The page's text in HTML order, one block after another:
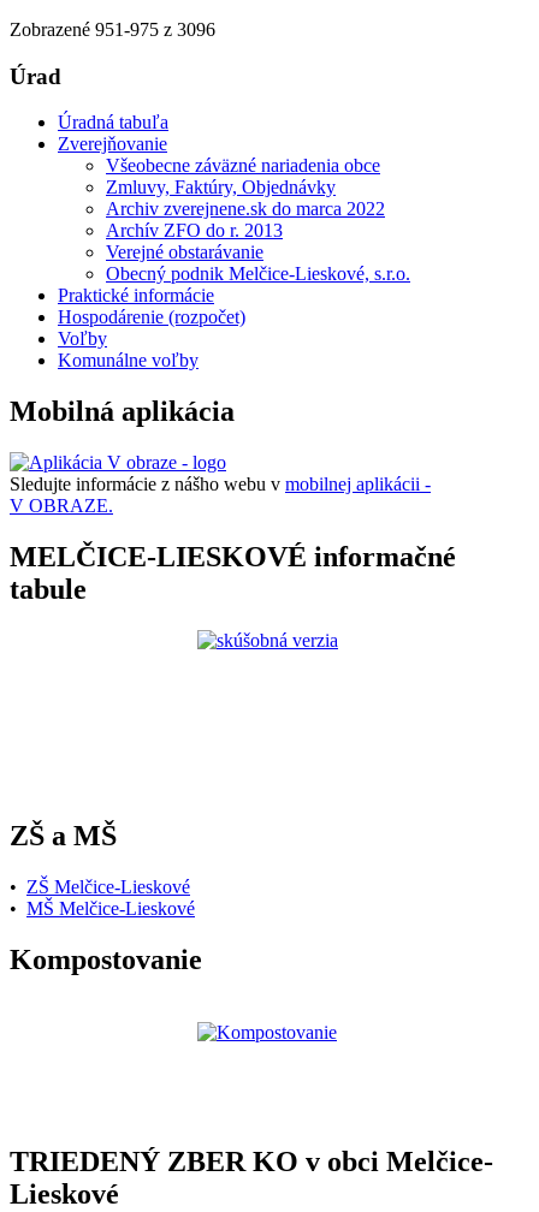
Zobrazené 951-975 z 3096
Úrad
Úradná tabuľa
Zverejňovanie
Všeobecne záväzné nariadenia obce
Zmluvy, Faktúry, Objednávky
Archiv zverejnene.sk do marca 2022
Archív ZFO do r. 2013
Verejné obstarávanie
Obecný podnik Melčice-Lieskové, s.r.o.
Praktické informácie
Hospodárenie (rozpočet)
Voľby
Komunálne voľby
Mobilná aplikácia
Sledujte informácie z nášho webu v mobilnej aplikácii -
V OBRAZE.
MELČICE-LIESKOVÉ informačné
tabule
ZŠ a MŠ
• ZŠ Melčice-Lieskové
• MŠ Melčice-Lieskové
Kompostovanie
TRIEDENÝ ZBER KO v obci Melčice-
Lieskové